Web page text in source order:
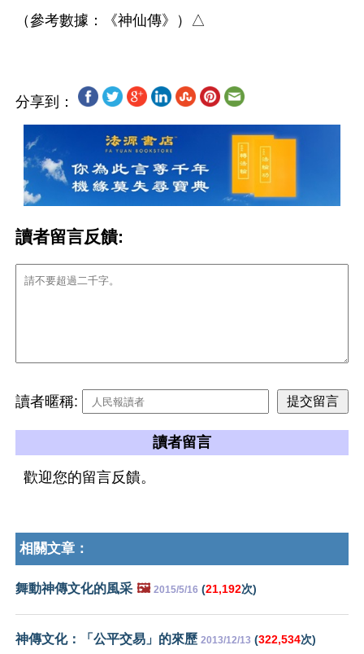
分享到：
讀者留言反饋:
讀者暱稱:
讀者留言
歡迎您的留言反饋。
相關文章：
舞動神傳文化的風采 🖼️ 2015/5/16 (21,192次)
神傳文化：「公平交易」的來歷 2013/12/13 (322,534次)